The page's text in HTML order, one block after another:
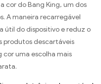
cor do Bang King, um dos
A maneira recarregável
útil do dispositivo e reduz o
descartáveis
cor uma escolha mais